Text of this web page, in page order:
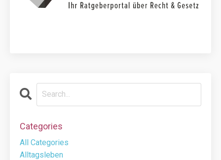
Categories
All Categories
Alltagsleben